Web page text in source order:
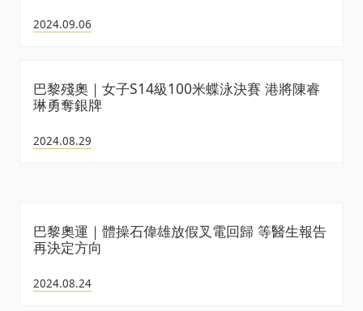
2024.09.06
巴黎殘奧｜女子S14級100米蝶泳決賽 港將陳睿
琳勇奪銀牌
2024.08.29
巴黎奧運｜體操石偉雄放假叉電回歸 等醫生報告
再決定方向
2024.08.24